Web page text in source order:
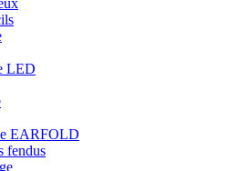
LED
EARFOLD
fendus